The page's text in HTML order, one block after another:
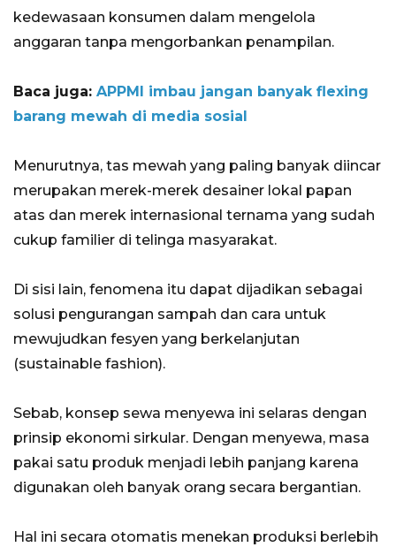
kedewasaan konsumen dalam mengelola
anggaran tanpa mengorbankan penampilan.
Baca juga: APPMI imbau jangan banyak flexing
barang mewah di media sosial
Menurutnya, tas mewah yang paling banyak diincar
merupakan merek-merek desainer lokal papan
atas dan merek internasional ternama yang sudah
cukup familier di telinga masyarakat.
Di sisi lain, fenomena itu dapat dijadikan sebagai
solusi pengurangan sampah dan cara untuk
mewujudkan fesyen yang berkelanjutan
(sustainable fashion).
Sebab, konsep sewa menyewa ini selaras dengan
prinsip ekonomi sirkular. Dengan menyewa, masa
pakai satu produk menjadi lebih panjang karena
digunakan oleh banyak orang secara bergantian.
Hal ini secara otomatis menekan produksi berlebih